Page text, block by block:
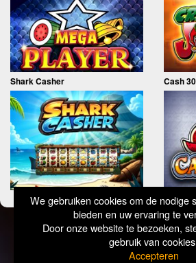
We gebruiken cookies om de nodige
bieden en uw ervaring te
Door onze website te bezoeken,
gebruik van
Accepteren
Shark Casher Cash